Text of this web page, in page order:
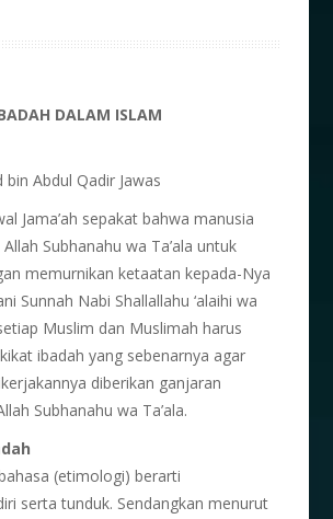
DALAM ISLAM
bin Abdul Qadir Jawas
Jama’ah sepakat bahwa manusia
Subhanahu wa Ta’ala untuk
memurnikan ketaatan kepada-Nya
Sunnah Nabi Shallallahu ‘alaihi wa
Muslim dan Muslimah harus
ibadah yang sebenarnya agar
diberikan ganjaran
Subhanahu wa Ta’ala.
(etimologi) berarti
serta tunduk. Sendangkan menurut